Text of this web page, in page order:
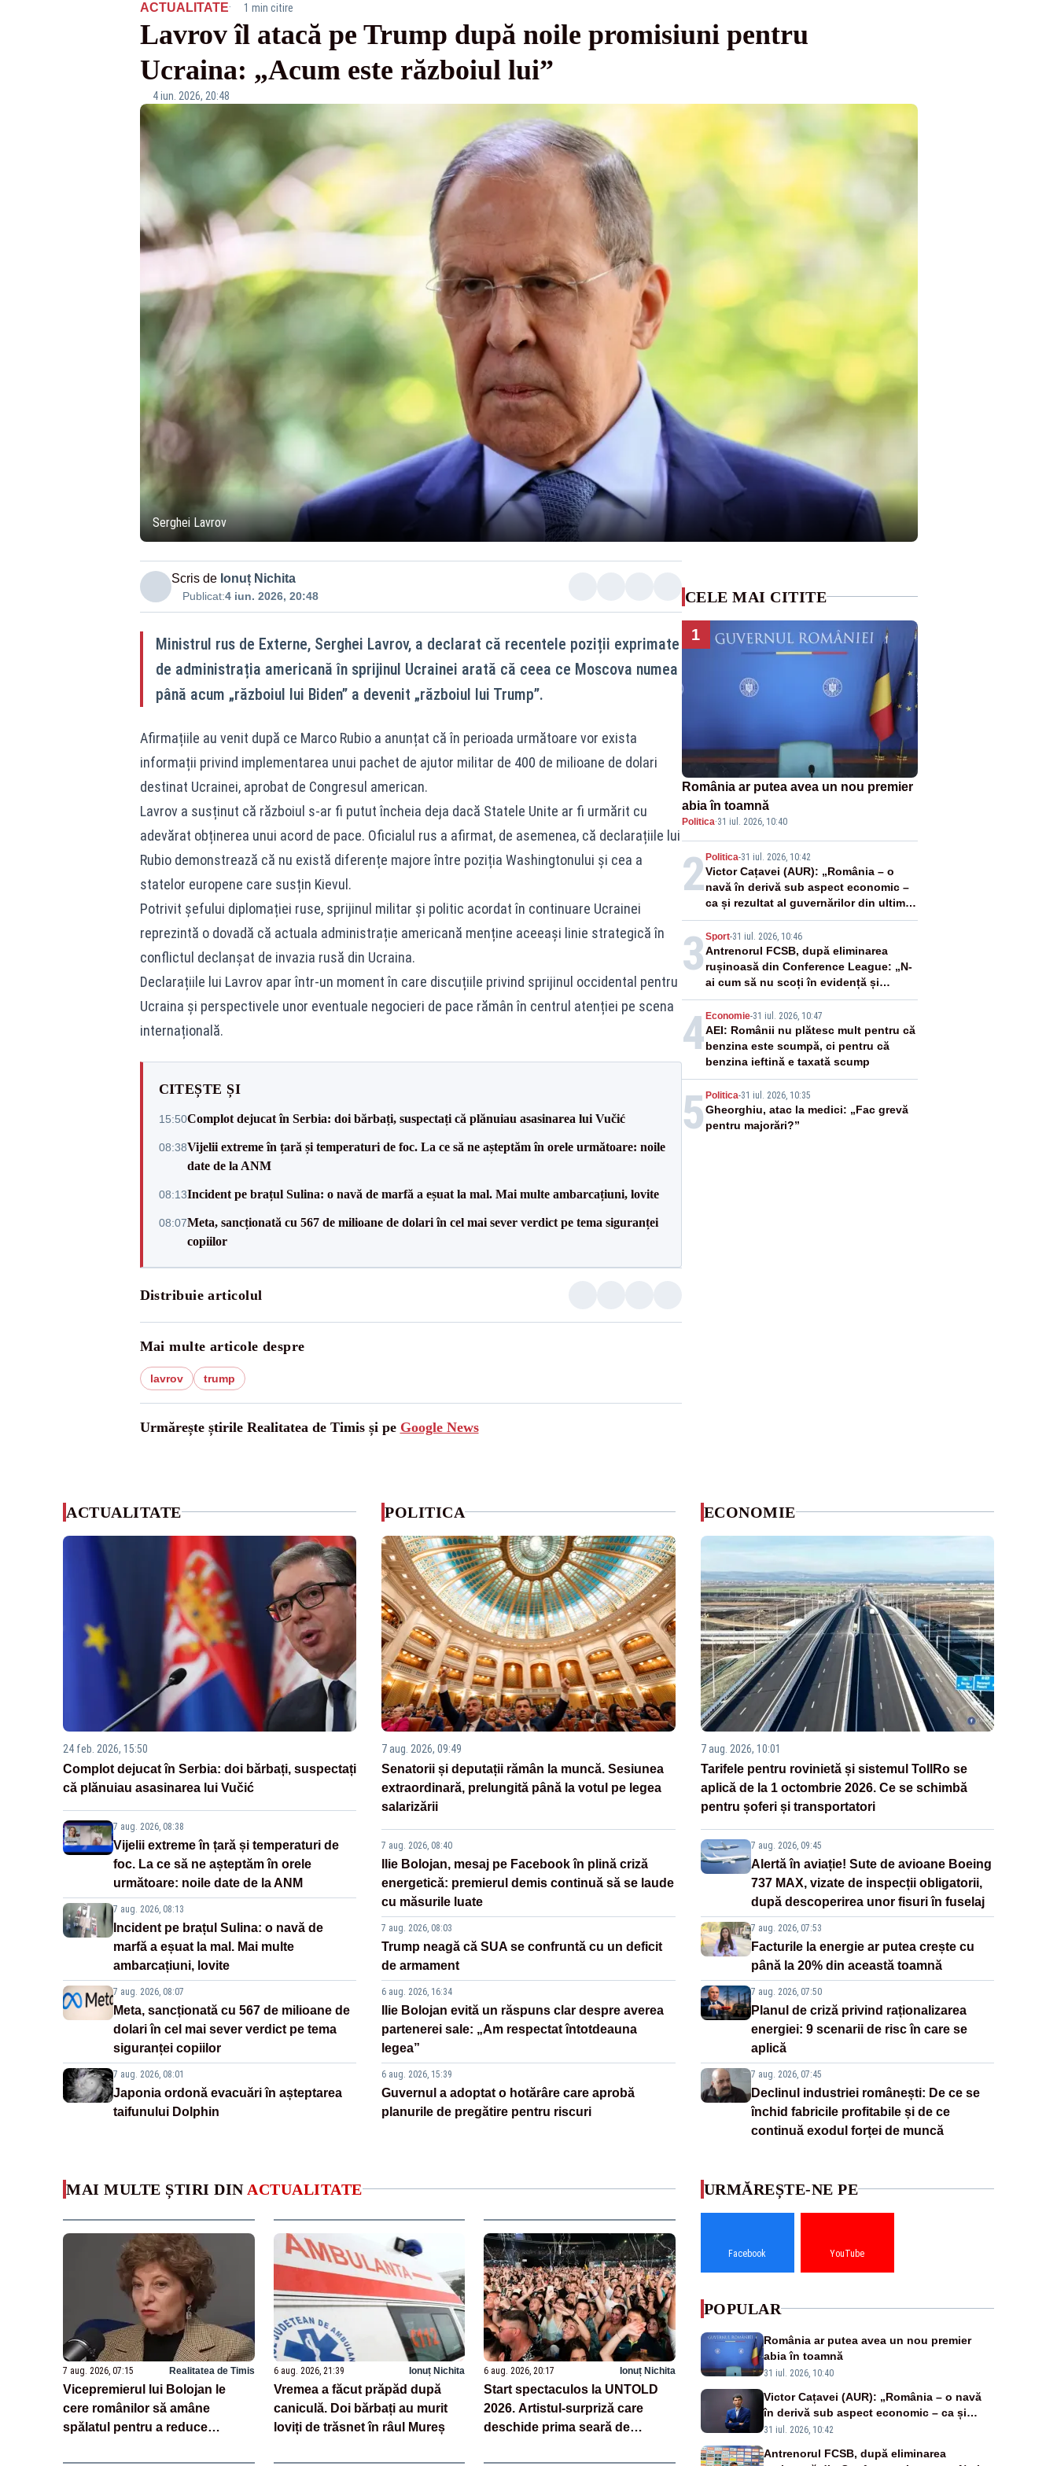
ACTUALITATE· 1 min citire
Lavrov îl atacă pe Trump după noile promisiuni pentru
Ucraina: „Acum este războiul lui”
4 iun. 2026, 20:48
Serghei Lavrov
Scris de Ionuț Nichita
Publicat:4 iun. 2026, 20:48
Ministrul rus de Externe, Serghei Lavrov, a declarat că recentele poziții exprimate
de administrația americană în sprijinul Ucrainei arată că ceea ce Moscova numea
până acum „războiul lui Biden” a devenit „războiul lui Trump”.
Afirmațiile au venit după ce Marco Rubio a anunțat că în perioada următoare vor exista
informații privind implementarea unui pachet de ajutor militar de 400 de milioane de dolari
destinat Ucrainei, aprobat de Congresul american.
Lavrov a susținut că războiul s-ar fi putut încheia deja dacă Statele Unite ar fi urmărit cu
adevărat obținerea unui acord de pace. Oficialul rus a afirmat, de asemenea, că declarațiile lui
Rubio demonstrează că nu există diferențe majore între poziția Washingtonului și cea a
statelor europene care susțin Kievul.
Potrivit șefului diplomației ruse, sprijinul militar și politic acordat în continuare Ucrainei
reprezintă o dovadă că actuala administrație americană menține aceeași linie strategică în
conflictul declanșat de invazia rusă din Ucraina.
Declarațiile lui Lavrov apar într-un moment în care discuțiile privind sprijinul occidental pentru
Ucraina și perspectivele unor eventuale negocieri de pace rămân în centrul atenției pe scena
internațională.
CITEȘTE ȘI
15:50Complot dejucat în Serbia: doi bărbați, suspectați că plănuiau asasinarea lui Vučić
08:38Vijelii extreme în țară și temperaturi de foc. La ce să ne așteptăm în orele următoare: noile
date de la ANM
08:13Incident pe brațul Sulina: o navă de marfă a eșuat la mal. Mai multe ambarcațiuni, lovite
08:07Meta, sancționată cu 567 de milioane de dolari în cel mai sever verdict pe tema siguranței
copiilor
Distribuie articolul
Mai multe articole despre
lavrov trump
Urmărește știrile Realitatea de Timis și pe Google News
CELE MAI CITITE
1
România ar putea avea un nou premier
abia în toamnă
Politica·31 iul. 2026, 10:40
2Politica-31 iul. 2026, 10:42
Victor Cațavei (AUR): „România – o
navă în derivă sub aspect economic –
ca și rezultat al guvernărilor din ultimii
36 de ani”
3 Sport-31 iul. 2026, 10:46
Antrenorul FCSB, după eliminarea
rușinoasă din Conference League: „N-
ai cum să nu scoți în evidență și
lucrurile bune”
4Economie-31 iul. 2026, 10:47
AEI: Românii nu plătesc mult pentru că
benzina este scumpă, ci pentru că
benzina ieftină e taxată scump
5 Politica-31 iul. 2026, 10:35
Gheorghiu, atac la medici: „Fac grevă
pentru majorări?”
ACTUALITATE
24 feb. 2026, 15:50
Complot dejucat în Serbia: doi bărbați, suspectați
că plănuiau asasinarea lui Vučić
7 aug. 2026, 08:38
Vijelii extreme în țară și temperaturi de
foc. La ce să ne așteptăm în orele
următoare: noile date de la ANM
7 aug. 2026, 08:13
Incident pe brațul Sulina: o navă de
marfă a eșuat la mal. Mai multe
ambarcațiuni, lovite
7 aug. 2026, 08:07
Meta, sancționată cu 567 de milioane de
dolari în cel mai sever verdict pe tema
siguranței copiilor
7 aug. 2026, 08:01
Japonia ordonă evacuări în așteptarea
taifunului Dolphin
POLITICA
7 aug. 2026, 09:49
Senatorii și deputații rămân la muncă. Sesiunea
extraordinară, prelungită până la votul pe legea
salarizării
7 aug. 2026, 08:40
Ilie Bolojan, mesaj pe Facebook în plină criză
energetică: premierul demis continuă să se laude
cu măsurile luate
7 aug. 2026, 08:03
Trump neagă că SUA se confruntă cu un deficit
de armament
6 aug. 2026, 16:34
Ilie Bolojan evită un răspuns clar despre averea
partenerei sale: „Am respectat întotdeauna
legea”
6 aug. 2026, 15:39
Guvernul a adoptat o hotărâre care aprobă
planurile de pregătire pentru riscuri
ECONOMIE
7 aug. 2026, 10:01
Tarifele pentru rovinietă și sistemul TollRo se
aplică de la 1 octombrie 2026. Ce se schimbă
pentru șoferi și transportatori
7 aug. 2026, 09:45
Alertă în aviație! Sute de avioane Boeing
737 MAX, vizate de inspecții obligatorii,
după descoperirea unor fisuri în fuselaj
7 aug. 2026, 07:53
Facturile la energie ar putea crește cu
până la 20% din această toamnă
7 aug. 2026, 07:50
Planul de criză privind raționalizarea
energiei: 9 scenarii de risc în care se
aplică
7 aug. 2026, 07:45
Declinul industriei românești: De ce se
închid fabricile profitabile și de ce
continuă exodul forței de muncă
MAI MULTE ȘTIRI DIN ACTUALITATE
7 aug. 2026, 07:15 Realitatea de Timis
Vicepremierul lui Bolojan le
cere românilor să amâne
spălatul pentru a reduce
6 aug. 2026, 21:39 Ionuț Nichita
Vremea a făcut prăpăd după
caniculă. Doi bărbați au murit
loviți de trăsnet în râul Mureș
6 aug. 2026, 20:17 Ionuț Nichita
Start spectaculos la UNTOLD
2026. Artistul-surpriză care
deschide prima seară de
URMĂREȘTE-NE PE
Facebook YouTube
POPULAR
România ar putea avea un nou premier
abia în toamnă
31 iul. 2026, 10:40
Victor Cațavei (AUR): „România – o navă
în derivă sub aspect economic – ca și
rezultat al guvernărilor din ultimii 36 de
31 iul. 2026, 10:42
Antrenorul FCSB, după eliminarea